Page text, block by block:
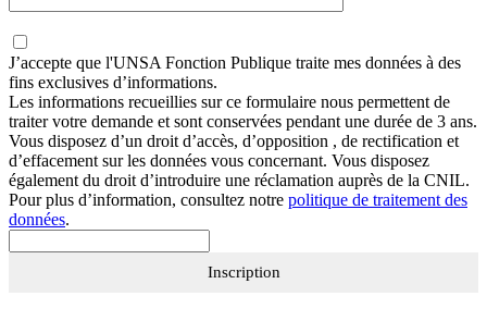
J’accepte que l'UNSA Fonction Publique traite mes données à des
fins exclusives d’informations.
Les informations recueillies sur ce formulaire nous permettent de
traiter votre demande et sont conservées pendant une durée de 3 ans.
Vous disposez d’un droit d’accès, d’opposition , de rectification et
d’effacement sur les données vous concernant. Vous disposez
également du droit d’introduire une réclamation auprès de la CNIL.
Pour plus d’information, consultez notre politique de traitement des
données.
Inscription